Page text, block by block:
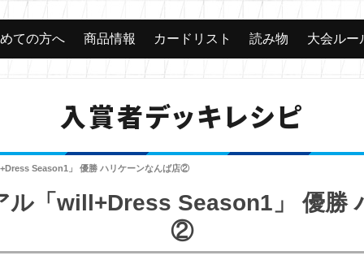
ての方へ 商品情報 カードリスト 読み物 大会ルー
入賞者デッキレシピ
Season1」 優勝 ハリケーンなんば店②
ル「will+Dress Season1」 優勝
②